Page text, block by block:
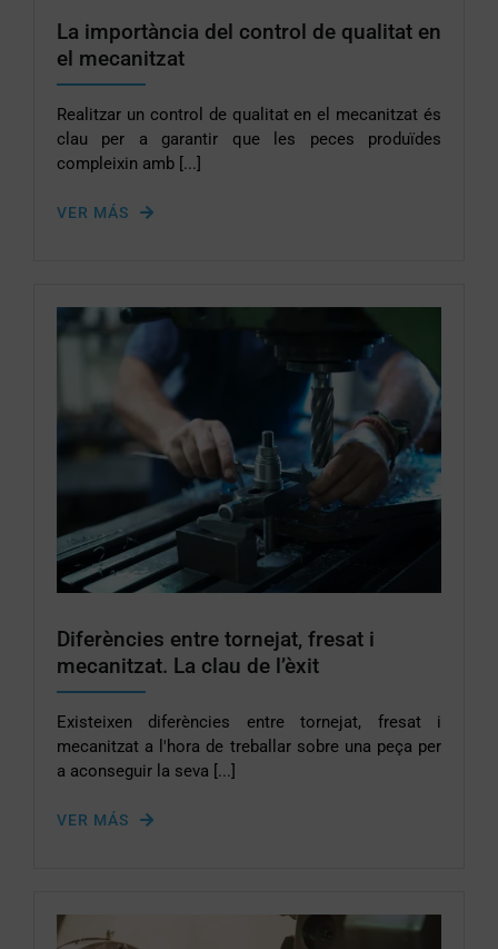
La importància del control de qualitat en
el mecanitzat
Realitzar un control de qualitat en el mecanitzat és
clau per a garantir que les peces produïdes
compleixin amb [...]
VER MÁS
Diferències entre tornejat, fresat i
mecanitzat. La clau de l’èxit
Existeixen diferències entre tornejat, fresat i
mecanitzat a l'hora de treballar sobre una peça per
a aconseguir la seva [...]
VER MÁS